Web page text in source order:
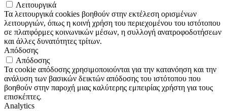
Λειτουργικά
Τα λειτουργικά cookies βοηθούν στην εκτέλεση ορισμένων
λειτουργιών, όπως η κοινή χρήση του περιεχομένου του ιστότοπου
σε πλατφόρμες κοινωνικών μέσων, η συλλογή ανατροφοδοτήσεων
και άλλες δυνατότητες τρίτων.
Απόδοσης
Απόδοσης
Τα cookie απόδοσης χρησιμοποιούνται για την κατανόηση και την
ανάλυση των βασικών δεικτών απόδοσης του ιστότοπου που
βοηθούν στην παροχή μιας καλύτερης εμπειρίας χρήστη για τους
επισκέπτες.
Analytics